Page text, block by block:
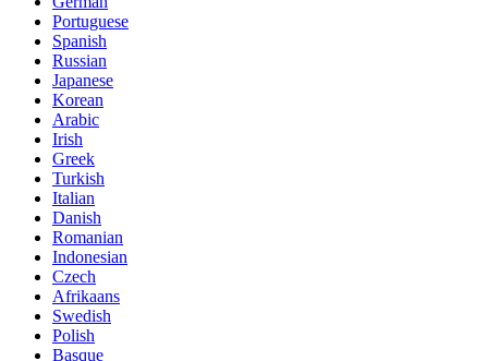
Portuguese
Spanish
Russian
Japanese
Korean
Arabic
Irish
Greek
Turkish
Italian
Danish
Romanian
Indonesian
Czech
Afrikaans
Swedish
Polish
Basque